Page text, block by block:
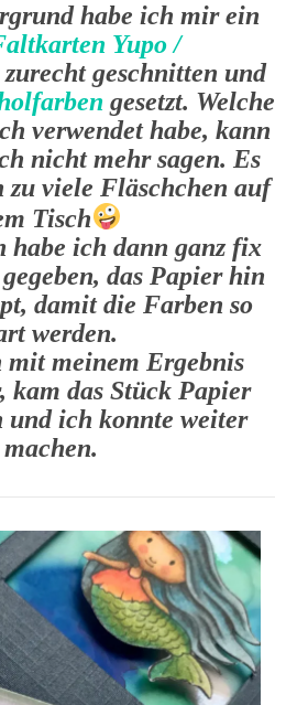
habe ich mir ein
Yupo /
zurecht geschnitten und
gesetzt. Welche
verwendet habe, kann
nicht mehr sagen. Es
zu viele Fläschchen auf
Tisch
habe ich dann ganz fix
gegeben, das Papier hin
damit die Farben so
werden.
mit meinem Ergebnis
kam das Stück Papier
und ich konnte weiter
machen.